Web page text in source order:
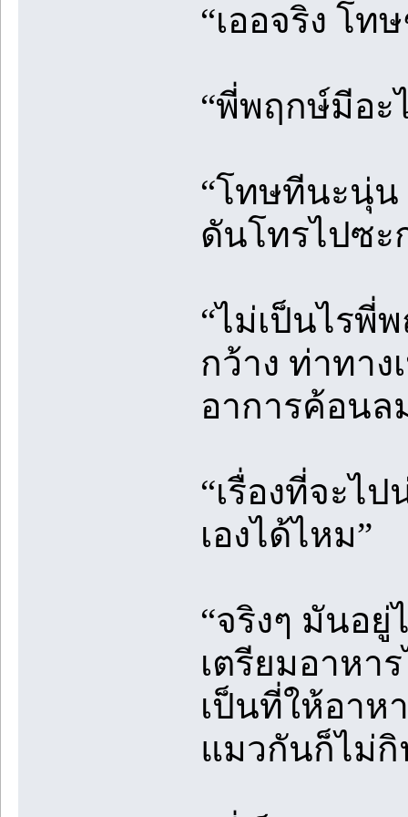
“เออจริง โท
“พี่พฤกษ์มีอะ
“โทษทีนะนุ่น
ดันโทรไปซะ
“ไม่เป็นไรพี่
กว้าง ท่าทา
อาการค้อน
“เรื่องที่จะไ
เองได้ไหม”
“จริงๆ มันอ
เตรียมอาหา
เป็นที่ให้อาห
แมวกันก็ไม่กิ